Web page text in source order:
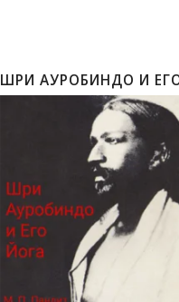
ШРИ АУРОБИНДО И